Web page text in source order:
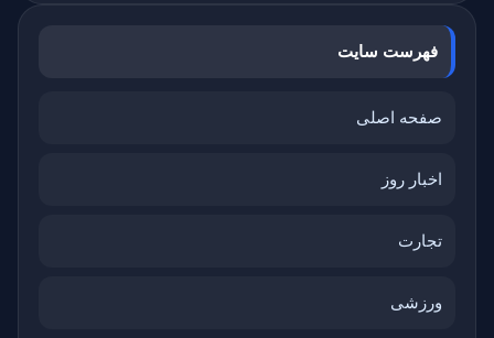
فهرست سایت
صفحه اصلی
اخبار روز
تجارت
ورزشی